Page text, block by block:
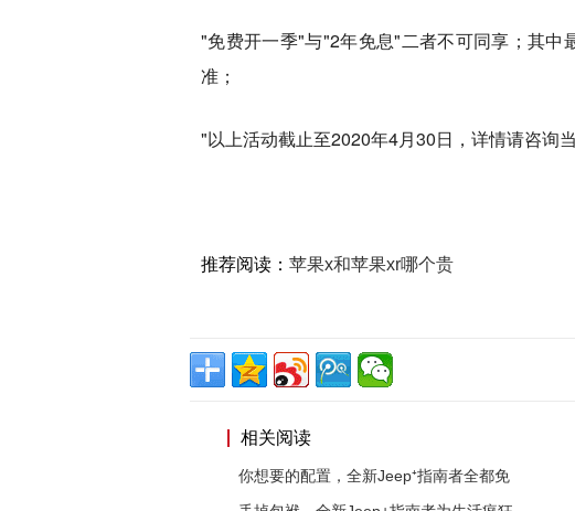
"免费开一季"与"2年免息"二者不可同享；其中
准；
"以上活动截止至2020年4月30日，详情请咨询
推荐阅读： 苹果x和苹果xr哪个贵
相关阅读
你想要的配置，全新Jeep⁺指南者全都免